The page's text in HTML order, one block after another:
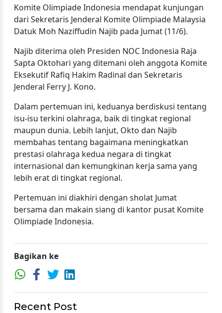
Komite Olimpiade Indonesia mendapat kunjungan
dari Sekretaris Jenderal Komite Olimpiade Malaysia
Datuk Moh Naziffudin Najib pada Jumat (11/6).
Najib diterima oleh Presiden NOC Indonesia Raja
Sapta Oktohari yang ditemani oleh anggota Komite
Eksekutif Rafiq Hakim Radinal dan Sekretaris
Jenderal Ferry J. Kono.
Dalam pertemuan ini, keduanya berdiskusi tentang
isu-isu terkini olahraga, baik di tingkat regional
maupun dunia. Lebih lanjut, Okto dan Najib
membahas tentang bagaimana meningkatkan
prestasi olahraga kedua negara di tingkat
internasional dan kemungkinan kerja sama yang
lebih erat di tingkat regional.
Pertemuan ini diakhiri dengan sholat Jumat
bersama dan makain siang di kantor pusat Komite
Olimpiade Indonesia.
Bagikan ke
Recent Post